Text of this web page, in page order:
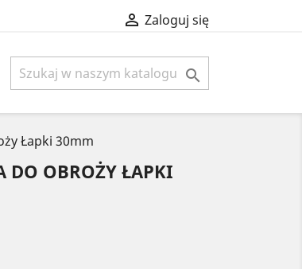
 Zaloguj się

Łapki 30mm
DO OBROŻY ŁAPKI